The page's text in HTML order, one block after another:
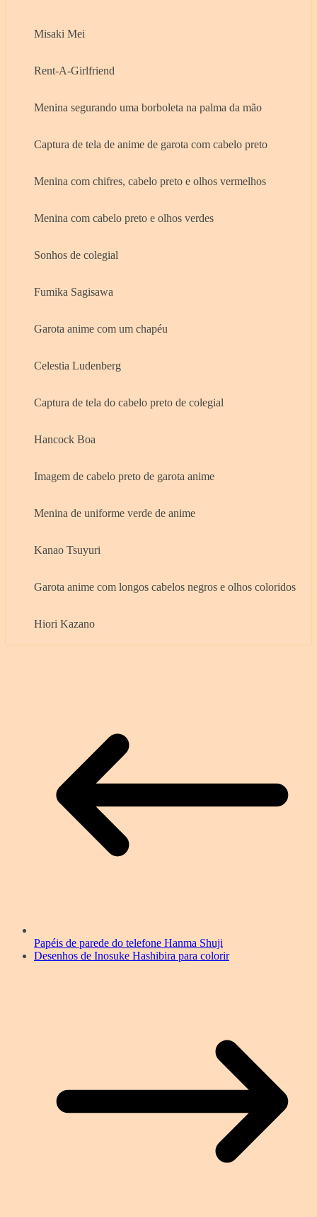
Misaki Mei
Rent-A-Girlfriend
Menina segurando uma borboleta na palma da mão
Captura de tela de anime de garota com cabelo preto
Menina com chifres, cabelo preto e olhos vermelhos
Menina com cabelo preto e olhos verdes
Sonhos de colegial
Fumika Sagisawa
Garota anime com um chapéu
Celestia Ludenberg
Captura de tela do cabelo preto de colegial
Hancock Boa
Imagem de cabelo preto de garota anime
Menina de uniforme verde de anime
Kanao Tsuyuri
Garota anime com longos cabelos negros e olhos coloridos
Hiori Kazano
Papéis de parede do telefone Hanma Shuji
Desenhos de Inosuke Hashibira para colorir